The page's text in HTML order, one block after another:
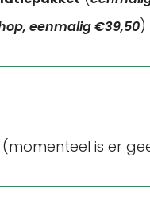
eenmalig €39,50)
is er